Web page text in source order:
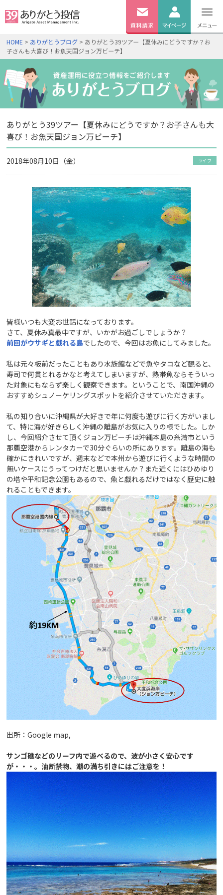
無料 資料
口座開設
ログイン
HOME > ありがとうブログ > ありがとう39ツアー【夏休みにどうですか？お
子さんも大喜び！お魚天国ジョン万ビーチ】
ありがとう39ツアー【夏休みにどうですか？お子さんも大
喜び！お魚天国ジョン万ビーチ】
2018年08月10日（金） ライフ
皆様いつも大変お世話になっております。
さて、夏休み真最中ですが、いかがお過ごしでしょうか？
前回がウサギと戯れる島でしたので、今回はお魚にしてみました。
私は元々板前だったこともあり水族館などで魚やタコなど観ると、
寿司で何貫とれるかなと考えてしまいますが、熱帯魚ならそういっ
た対象にもならず楽しく観察できます。ということで、南国沖縄の
おすすめシュノーケリングスポットを紹介させていただきます。
私の知り合いに沖縄県が大好きで年に何度も遊びに行く方がいまし
て、特に海が好きらしく沖縄の離島がお気に入りの様でした。しか
し、今回紹介させて頂くジョン万ビーチは沖縄本島の糸満市という
那覇空港からレンタカーで30分ぐらいの所にあります。離島の海も
確かにきれいですが、週末などで本州から遊びに行くような時間の
無いケースにうってつけだと思いませんか？また近くにはひめゆり
の塔や平和記念公園もあるので、魚と戯れるだけではなく歴史に触
れることもできます。
出所：Google map,
サンゴ礁などのリーフ内で遊べるので、波が小さく安心です
が・・・。油断禁物、潮の満ち引きにはご注意を！